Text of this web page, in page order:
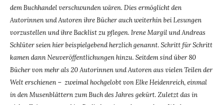
dem Buchhandel verschwunden wären. Dies ermöglicht den
Autorinnen und Autoren ihre Bücher auch weiterhin bei Lesungen
vorzustellen und ihre Backlist zu pflegen. Irene Margil und Andreas
Schlüter seien hier beispielgebend herzlich genannt. Schritt für Schritt
kamen dann Neuveröffentlichungen hinzu. Seitdem sind über 80
Bücher von mehr als 20 Autorinnen und Autoren aus vielen Teilen der
Welt erschienen – zweimal hochgelobt von Elke Heidenreich, einmal
in den Musenblättern zum Buch des Jahres gekürt. Zuletzt das in